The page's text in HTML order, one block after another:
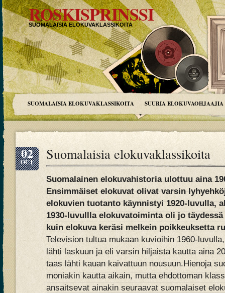
ROSKISPRINSSI
SUOMALAISIA ELOKUVAKLASSIKOITA
SUOMALAISIA ELOKUVAKLASSIKOITA SUURIA ELOKUVAOHJAAJIA
02
OCT Suomalaisia elokuvaklassikoita
Suomalainen elokuvahistoria ulottuu aina
Ensimmäiset elokuvat olivat varsin
elokuvien tuotanto käynnistyi 1920-luvulla,
1930-luvullla elokuvatoiminta oli jo
kuin elokuva keräsi melkein poikkeuksetta
Television tultua mukaan kuvioihin 1960-
lähti laskuun ja eli varsin hiljaista kautta aina
taas lähti kauan kaivattuun nousuun.Hienoja
moniakin kautta aikain, mutta ehdottoman
ansaitsevat ainakin seuraavat suomalaiset